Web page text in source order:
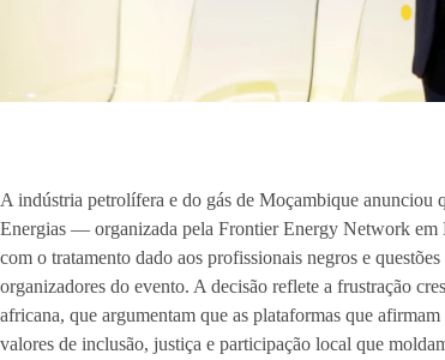
A indústria petrolífera e do gás de Moçambique anunciou
Energias — organizada pela Frontier Energy Network
com o tratamento dado aos profissionais negros e
organizadores do evento. A decisão reflete a frustração
africana, que argumentam que as plataformas que
valores de inclusão, justiça e participação local que